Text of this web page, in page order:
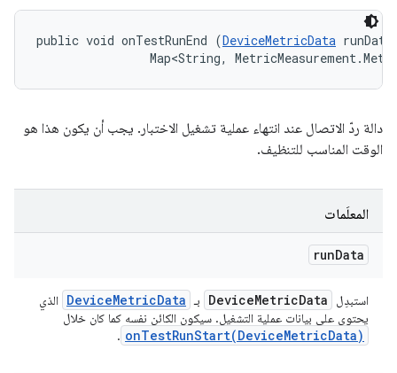
public void onTestRunEnd (DeviceMetricData
Map<String,
دالة ردّ الاتصال عند انتهاء عملية تشغيل الاختبار. يجب أن يكون هذا هو
الوقت المناسب للتنظيف.
المعلَمات
runData
استبدِل DeviceMetricData بـ DeviceMetricData
الذي
يحتوي على بيانات عملية التشغيل. سيكون الكائن نفسه كما كان خلال
onTestRunStart(DeviceMetricData)
.